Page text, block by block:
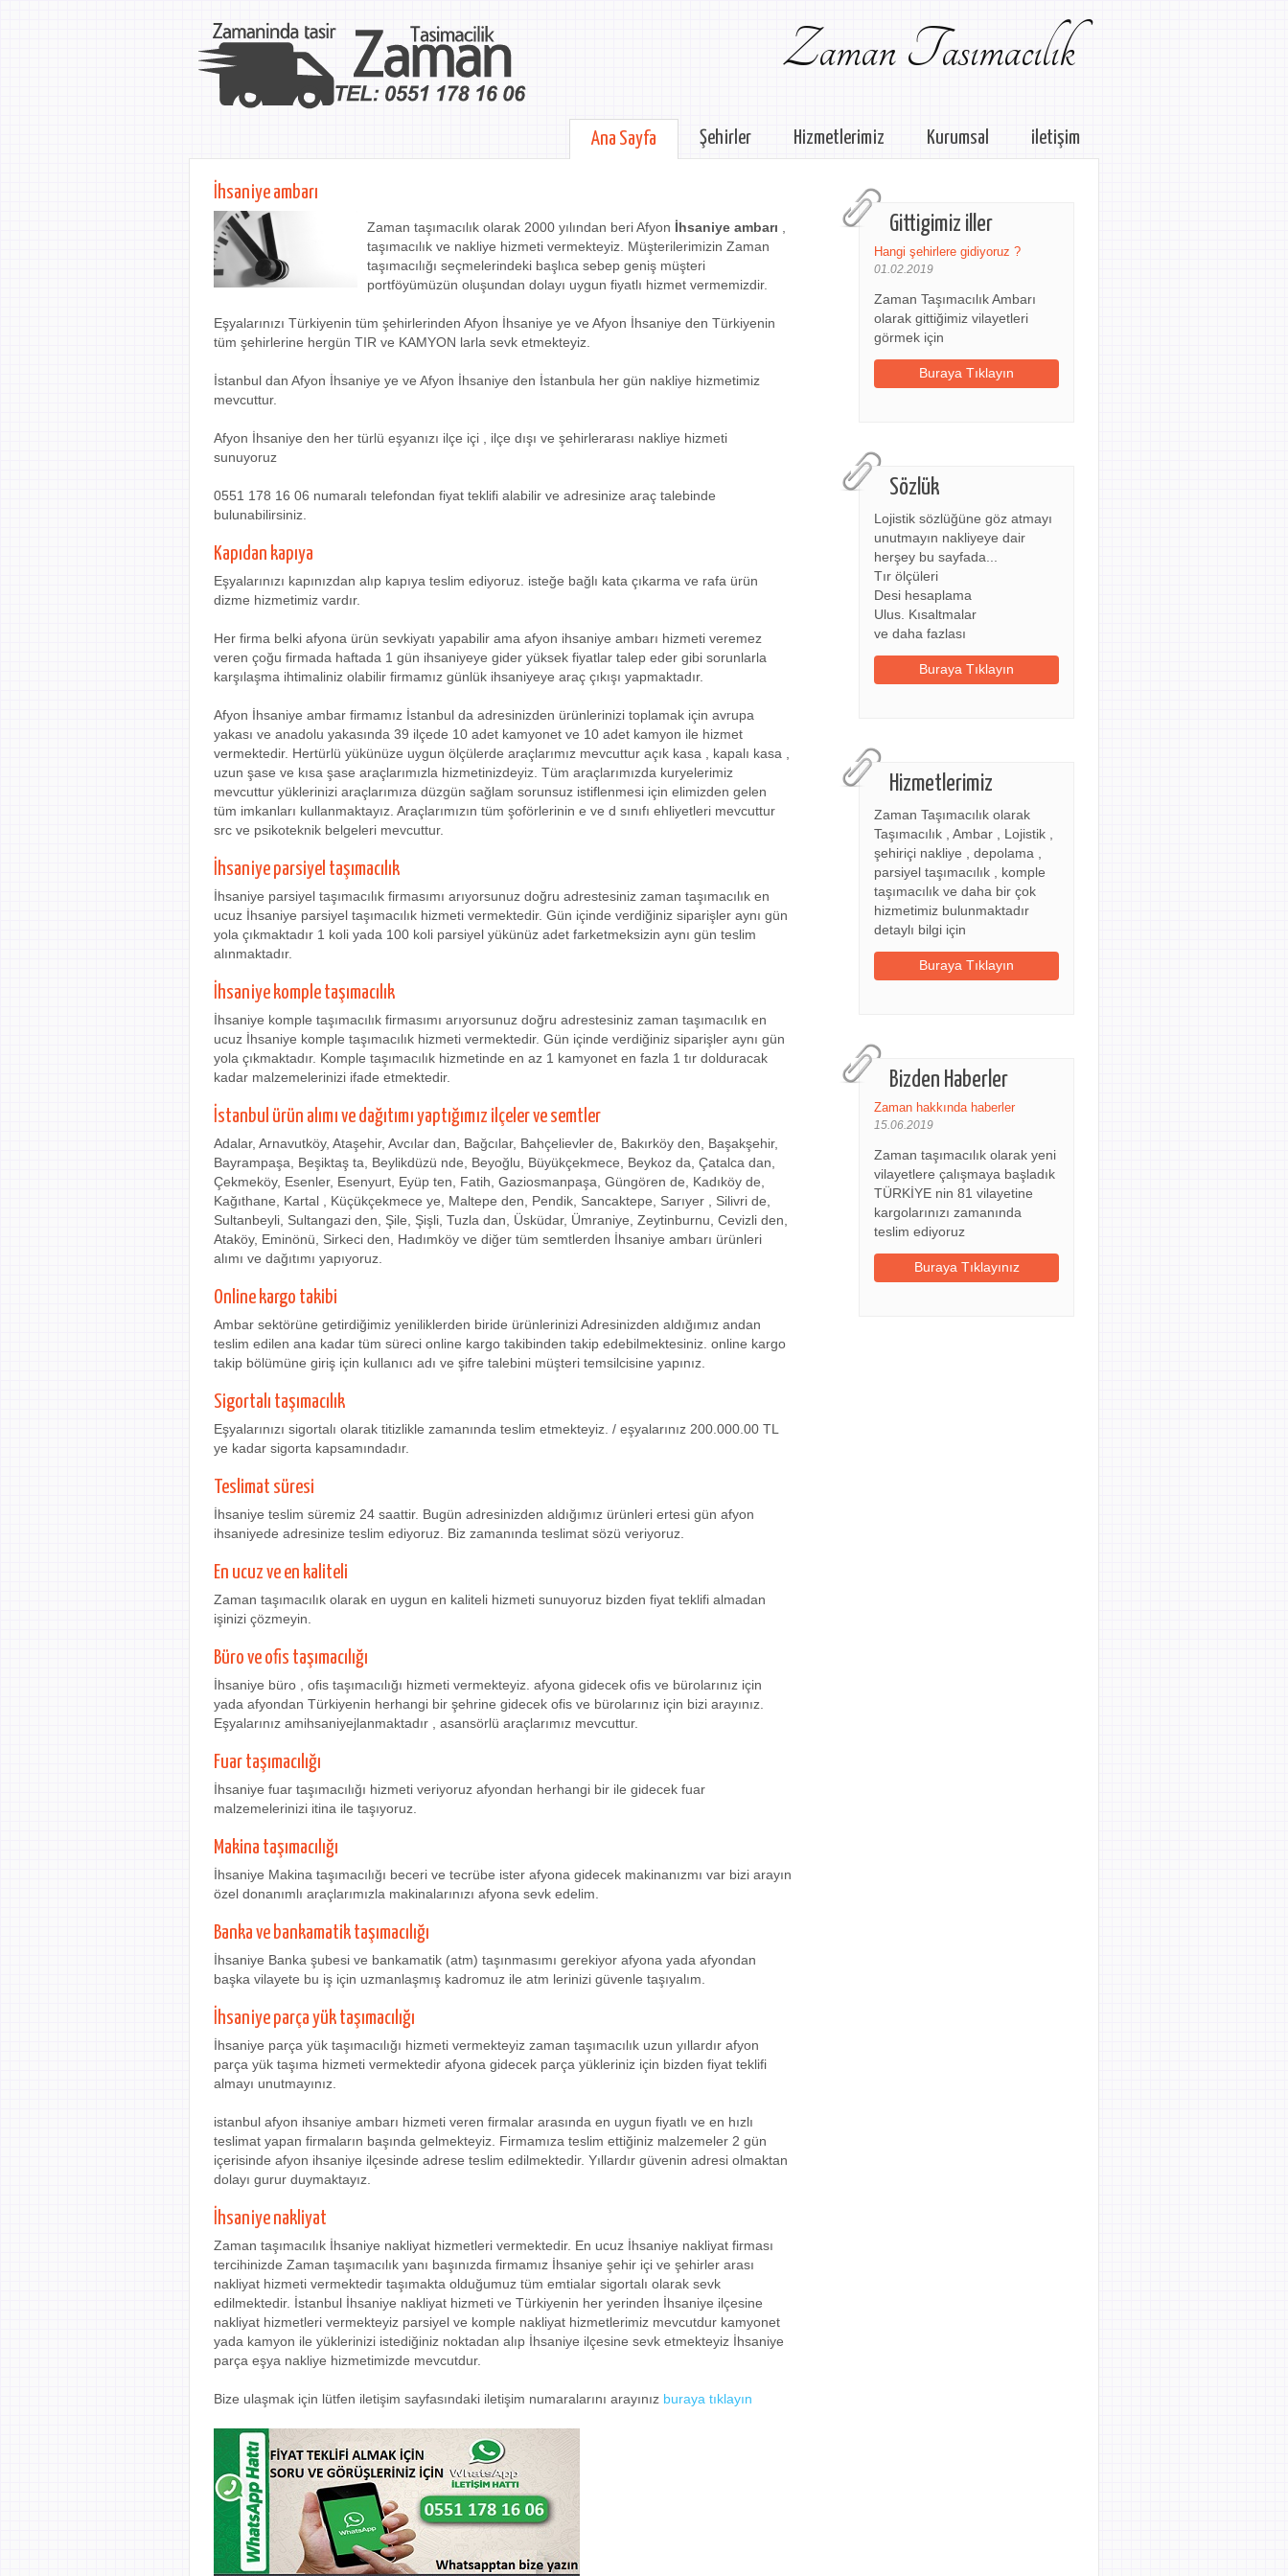
Zaman Tasımacılık
Ana Sayfa Şehirler Hizmetlerimiz Kurumsal iletişim
Gittigimiz iller
Hangi şehirlere gidiyoruz ?
01.02.2019
Zaman Taşımacılık Ambarı
olarak gittiğimiz vilayetleri
görmek için
Buraya Tıklayın
Sözlük
Lojistik sözlüğüne göz atmayı
unutmayın nakliyeye dair
herşey bu sayfada...
Tır ölçüleri
Desi hesaplama
Ulus. Kısaltmalar
ve daha fazlası
Buraya Tıklayın
Hizmetlerimiz
Zaman Taşımacılık olarak
Taşımacılık , Ambar , Lojistik ,
şehiriçi nakliye , depolama ,
parsiyel taşımacılık , komple
taşımacılık ve daha bir çok
hizmetimiz bulunmaktadır
detaylı bilgi için
Buraya Tıklayın
Bizden Haberler
Zaman hakkında haberler
15.06.2019
Zaman taşımacılık olarak yeni
vilayetlere çalışmaya başladık
TÜRKİYE nin 81 vilayetine
kargolarınızı zamanında
teslim ediyoruz
Buraya Tıklayınız
İhsaniye ambarı
Zaman taşımacılık olarak 2000 yılından beri Afyon İhsaniye ambarı ,
taşımacılık ve nakliye hizmeti vermekteyiz. Müşterilerimizin Zaman
taşımacılığı seçmelerindeki başlıca sebep geniş müşteri
portföyümüzün oluşundan dolayı uygun fiyatlı hizmet vermemizdir.
Eşyalarınızı Türkiyenin tüm şehirlerinden Afyon İhsaniye ye ve Afyon İhsaniye den Türkiyenin
tüm şehirlerine hergün TIR ve KAMYON larla sevk etmekteyiz.
İstanbul dan Afyon İhsaniye ye ve Afyon İhsaniye den İstanbula her gün nakliye hizmetimiz
mevcuttur.
Afyon İhsaniye den her türlü eşyanızı ilçe içi , ilçe dışı ve şehirlerarası nakliye hizmeti
sunuyoruz
0551 178 16 06 numaralı telefondan fiyat teklifi alabilir ve adresinize araç talebinde
bulunabilirsiniz.
Kapıdan kapıya
Eşyalarınızı kapınızdan alıp kapıya teslim ediyoruz. isteğe bağlı kata çıkarma ve rafa ürün
dizme hizmetimiz vardır.
Her firma belki afyona ürün sevkiyatı yapabilir ama afyon ihsaniye ambarı hizmeti veremez
veren çoğu firmada haftada 1 gün ihsaniyeye gider yüksek fiyatlar talep eder gibi sorunlarla
karşılaşma ihtimaliniz olabilir firmamız günlük ihsaniyeye araç çıkışı yapmaktadır.
Afyon İhsaniye ambar firmamız İstanbul da adresinizden ürünlerinizi toplamak için avrupa
yakası ve anadolu yakasında 39 ilçede 10 adet kamyonet ve 10 adet kamyon ile hizmet
vermektedir. Hertürlü yükünüze uygun ölçülerde araçlarımız mevcuttur açık kasa , kapalı kasa ,
uzun şase ve kısa şase araçlarımızla hizmetinizdeyiz. Tüm araçlarımızda kuryelerimiz
mevcuttur yüklerinizi araçlarımıza düzgün sağlam sorunsuz istiflenmesi için elimizden gelen
tüm imkanları kullanmaktayız. Araçlarımızın tüm şoförlerinin e ve d sınıfı ehliyetleri mevcuttur
src ve psikoteknik belgeleri mevcuttur.
İhsaniye parsiyel taşımacılık
İhsaniye parsiyel taşımacılık firmasımı arıyorsunuz doğru adrestesiniz zaman taşımacılık en
ucuz İhsaniye parsiyel taşımacılık hizmeti vermektedir. Gün içinde verdiğiniz siparişler aynı gün
yola çıkmaktadır 1 koli yada 100 koli parsiyel yükünüz adet farketmeksizin aynı gün teslim
alınmaktadır.
İhsaniye komple taşımacılık
İhsaniye komple taşımacılık firmasımı arıyorsunuz doğru adrestesiniz zaman taşımacılık en
ucuz İhsaniye komple taşımacılık hizmeti vermektedir. Gün içinde verdiğiniz siparişler aynı gün
yola çıkmaktadır. Komple taşımacılık hizmetinde en az 1 kamyonet en fazla 1 tır dolduracak
kadar malzemelerinizi ifade etmektedir.
İstanbul ürün alımı ve dağıtımı yaptığımız ilçeler ve semtler
Adalar, Arnavutköy, Ataşehir, Avcılar dan, Bağcılar, Bahçelievler de, Bakırköy den, Başakşehir,
Bayrampaşa, Beşiktaş ta, Beylikdüzü nde, Beyoğlu, Büyükçekmece, Beykoz da, Çatalca dan,
Çekmeköy, Esenler, Esenyurt, Eyüp ten, Fatih, Gaziosmanpaşa, Güngören de, Kadıköy de,
Kağıthane, Kartal , Küçükçekmece ye, Maltepe den, Pendik, Sancaktepe, Sarıyer , Silivri de,
Sultanbeyli, Sultangazi den, Şile, Şişli, Tuzla dan, Üsküdar, Ümraniye, Zeytinburnu, Cevizli den,
Ataköy, Eminönü, Sirkeci den, Hadımköy ve diğer tüm semtlerden İhsaniye ambarı ürünleri
alımı ve dağıtımı yapıyoruz.
Online kargo takibi
Ambar sektörüne getirdiğimiz yeniliklerden biride ürünlerinizi Adresinizden aldığımız andan
teslim edilen ana kadar tüm süreci online kargo takibinden takip edebilmektesiniz. online kargo
takip bölümüne giriş için kullanıcı adı ve şifre talebini müşteri temsilcisine yapınız.
Sigortalı taşımacılık
Eşyalarınızı sigortalı olarak titizlikle zamanında teslim etmekteyiz. / eşyalarınız 200.000.00 TL
ye kadar sigorta kapsamındadır.
Teslimat süresi
İhsaniye teslim süremiz 24 saattir. Bugün adresinizden aldığımız ürünleri ertesi gün afyon
ihsaniyede adresinize teslim ediyoruz. Biz zamanında teslimat sözü veriyoruz.
En ucuz ve en kaliteli
Zaman taşımacılık olarak en uygun en kaliteli hizmeti sunuyoruz bizden fiyat teklifi almadan
işinizi çözmeyin.
Büro ve ofis taşımacılığı
İhsaniye büro , ofis taşımacılığı hizmeti vermekteyiz. afyona gidecek ofis ve bürolarınız için
yada afyondan Türkiyenin herhangi bir şehrine gidecek ofis ve bürolarınız için bizi arayınız.
Eşyalarınız amihsaniyejlanmaktadır , asansörlü araçlarımız mevcuttur.
Fuar taşımacılığı
İhsaniye fuar taşımacılığı hizmeti veriyoruz afyondan herhangi bir ile gidecek fuar
malzemelerinizi itina ile taşıyoruz.
Makina taşımacılığı
İhsaniye Makina taşımacılığı beceri ve tecrübe ister afyona gidecek makinanızmı var bizi arayın
özel donanımlı araçlarımızla makinalarınızı afyona sevk edelim.
Banka ve bankamatik taşımacılığı
İhsaniye Banka şubesi ve bankamatik (atm) taşınmasımı gerekiyor afyona yada afyondan
başka vilayete bu iş için uzmanlaşmış kadromuz ile atm lerinizi güvenle taşıyalım.
İhsaniye parça yük taşımacılığı
İhsaniye parça yük taşımacılığı hizmeti vermekteyiz zaman taşımacılık uzun yıllardır afyon
parça yük taşıma hizmeti vermektedir afyona gidecek parça yükleriniz için bizden fiyat teklifi
almayı unutmayınız.
istanbul afyon ihsaniye ambarı hizmeti veren firmalar arasında en uygun fiyatlı ve en hızlı
teslimat yapan firmaların başında gelmekteyiz. Firmamıza teslim ettiğiniz malzemeler 2 gün
içerisinde afyon ihsaniye ilçesinde adrese teslim edilmektedir. Yıllardır güvenin adresi olmaktan
dolayı gurur duymaktayız.
İhsaniye nakliyat
Zaman taşımacılık İhsaniye nakliyat hizmetleri vermektedir. En ucuz İhsaniye nakliyat firması
tercihinizde Zaman taşımacılık yanı başınızda firmamız İhsaniye şehir içi ve şehirler arası
nakliyat hizmeti vermektedir taşımakta olduğumuz tüm emtialar sigortalı olarak sevk
edilmektedir. İstanbul İhsaniye nakliyat hizmeti ve Türkiyenin her yerinden İhsaniye ilçesine
nakliyat hizmetleri vermekteyiz parsiyel ve komple nakliyat hizmetlerimiz mevcutdur kamyonet
yada kamyon ile yüklerinizi istediğiniz noktadan alıp İhsaniye ilçesine sevk etmekteyiz İhsaniye
parça eşya nakliye hizmetimizde mevcutdur.
Bize ulaşmak için lütfen iletişim sayfasındaki iletişim numaralarını arayınız buraya tıklayın